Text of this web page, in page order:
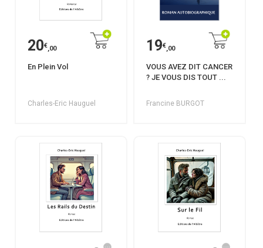
20€,00
En Plein Vol
Charles-Eric Hauguel
19€,00
VOUS AVEZ DIT CANCER
? JE VOUS DIS TOUT ...
Francine BURGOT